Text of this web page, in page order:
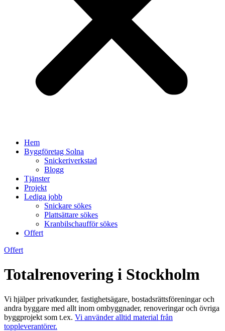
Hem
Byggföretag Solna
Snickeriverkstad
Blogg
Tjänster
Projekt
Lediga jobb
Snickare sökes
Plattsättare sökes
Kranbilschaufför sökes
Offert
Offert
Totalrenovering i Stockholm
Vi hjälper privatkunder, fastighetsägare, bostadsrättsföreningar och
andra byggare med allt inom ombyggnader, renoveringar och övriga
byggprojekt som t.ex. Vi använder alltid material från
toppleverantörer.